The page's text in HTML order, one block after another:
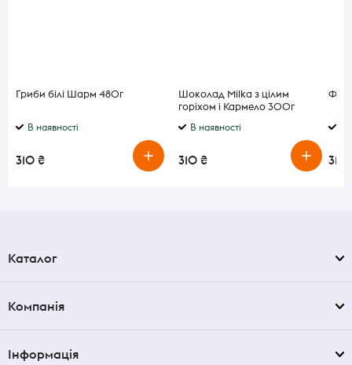
Гриби білі Шарм 480г
В наявності
310 ₴
Шоколад Milka з цілим
горіхом і Кармело 300г
В наявності
310 ₴ 310
Каталог
Компанія
Інформація